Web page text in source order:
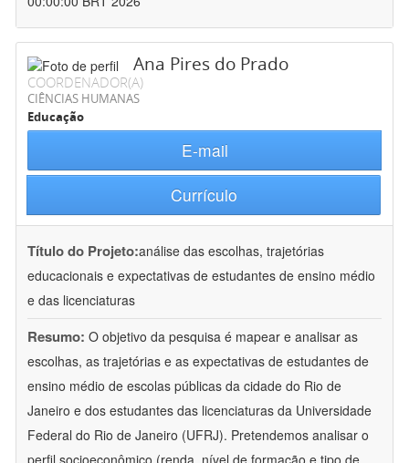
Ana Pires do Prado
COORDENADOR(A)
CIÊNCIAS HUMANAS
Educação
E-mail
Currículo
Título do Projeto:análise das escolhas, trajetórias
educacionais e expectativas de estudantes de ensino médio
e das licenciaturas
Resumo: O objetivo da pesquisa é mapear e analisar as
escolhas, as trajetórias e as expectativas de estudantes de
ensino médio de escolas públicas da cidade do Rio de
Janeiro e dos estudantes das licenciaturas da Universidade
Federal do Rio de Janeiro (UFRJ). Pretendemos analisar o